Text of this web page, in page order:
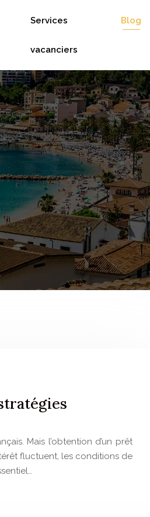
Services
vacanciers
Blog
Mais l’obtention d’un prêt
fluctuent, les conditions de